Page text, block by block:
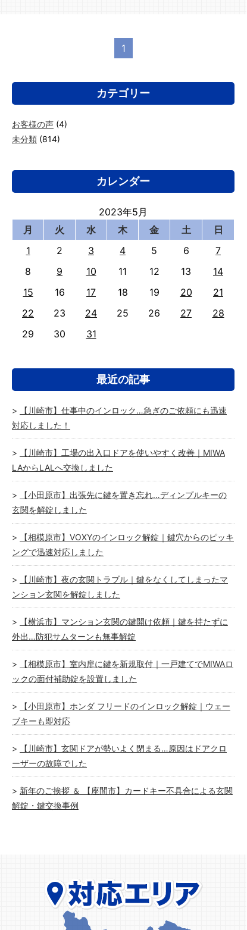
1
カテゴリー
お客様の声 (4)
未分類 (814)
カレンダー
2023年5月
月
火 水 木 金 土
日
1
2 3 4 5 6
7
8
9 10 11 12 13
14
15
16 17 18 19 20
21
22
23 24 25 26 27
28
29
30 31
最近の記事
【川崎市】仕事中のインロック…急ぎのご依頼にも迅速
対応しました！
【川崎市】工場の出入口ドアを使いやすく改善｜MIWA
LAからLALへ交換しました
【小田原市】出張先に鍵を置き忘れ…ディンプルキーの
玄関を解錠しました
【相模原市】VOXYのインロック解錠｜鍵穴からのピッキ
ングで迅速対応しました
【川崎市】夜の玄関トラブル｜鍵をなくしてしまったマ
ンション玄関を解錠しました
【横浜市】マンション玄関の鍵開け依頼｜鍵を持たずに
外出…防犯サムターンも無事解錠
【相模原市】室内扉に鍵を新規取付｜一戸建てでMIWAロ
ックの面付補助錠を設置しました
【小田原市】ホンダ フリードのインロック解錠｜ウェー
ブキーも即対応
【川崎市】玄関ドアが勢いよく閉まる…原因はドアクロ
ーザーの故障でした
新年のご挨拶 ＆ 【座間市】カードキー不具合による玄関
解錠・鍵交換事例